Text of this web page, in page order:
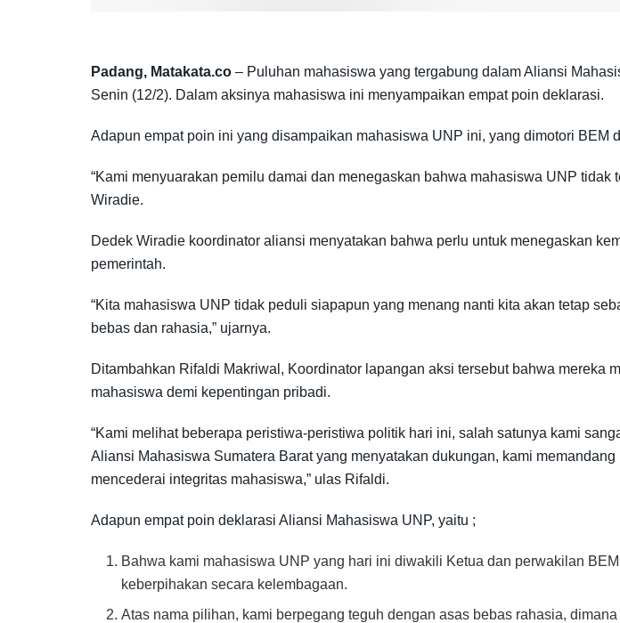
Padang, Matakata.co – Puluhan mahasiswa yang tergabung dalam Aliansi
Senin (12/2). Dalam aksinya mahasiswa ini menyampaikan empat poin deklarasi.
Adapun empat poin ini yang disampaikan mahasiswa UNP ini, yang dimotori BEM
“Kami menyuarakan pemilu damai dan menegaskan bahwa mahasiswa UNP
Wiradie.
Dedek Wiradie koordinator aliansi menyatakan bahwa perlu untuk menegaskan
pemerintah.
“Kita mahasiswa UNP tidak peduli siapapun yang menang nanti kita akan tetap
bebas dan rahasia,” ujarnya.
Ditambahkan Rifaldi Makriwal, Koordinator lapangan aksi tersebut bahwa mereka
mahasiswa demi kepentingan pribadi.
“Kami melihat beberapa peristiwa-peristiwa politik hari ini, salah satunya kami
Aliansi Mahasiswa Sumatera Barat yang menyatakan dukungan, kami
mencederai integritas mahasiswa,” ulas Rifaldi.
Adapun empat poin deklarasi Aliansi Mahasiswa UNP, yaitu ;
Bahwa kami mahasiswa UNP yang hari ini diwakili Ketua dan perwakilan
keberpihakan secara kelembagaan.
Atas nama pilihan, kami berpegang teguh dengan asas bebas rahasia,